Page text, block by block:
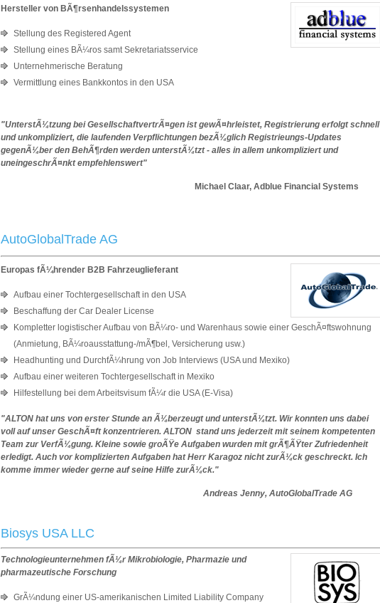
Hersteller von BÃ¶rsenhandelssystemen
Stellung des Registered Agent
Stellung eines BÃ¼ros samt Sekretariatsservice
Unternehmerische Beratung
Vermittlung eines Bankkontos in den USA
"UnterstÃ¼tzung bei GesellschaftvertrÃ¤gen ist gewÃ¤hrleistet, Registrierung erfolgt schnell
und unkompliziert, die laufenden Verpflichtungen bezÃ¼glich Registrieungs-Updates
gegenÃ¼ber den BehÃ¶rden werden unterstÃ¼tzt - alles in allem unkompliziert und
uneingeschrÃ¤nkt empfehlenswert"
Michael Claar, Adblue Financial Systems
AutoGlobalTrade AG
Europas fÃ¼hrender B2B Fahrzeuglieferant
Aufbau einer Tochtergesellschaft in den USA
Beschaffung der Car Dealer License
Kompletter logistischer Aufbau von BÃ¼ro- und Warenhaus sowie einer GeschÃ¤ftswohnung
(Anmietung, BÃ¼roausstattung-/mÃ¶bel, Versicherung usw.)
Headhunting und DurchfÃ¼hrung von Job Interviews (USA und Mexiko)
Aufbau einer weiteren Tochtergesellschaft in Mexiko
Hilfestellung bei dem Arbeitsvisum fÃ¼r die USA (E-Visa)
"ALTON hat uns von erster Stunde an Ã¼berzeugt und unterstÃ¼tzt. Wir konnten uns dabei
voll auf unser GeschÃ¤ft konzentrieren. ALTON stand uns jederzeit mit seinem kompetenten
Team zur VerfÃ¼gung. Kleine sowie groÃŸe Aufgaben wurden mit grÃ¶ÃŸter Zufriedenheit
erledigt. Auch vor komplizierten Aufgaben hat Herr Karagoz nicht zurÃ¼ck geschreckt. Ich
komme immer wieder gerne auf seine Hilfe zurÃ¼ck."
Andreas Jenny, AutoGlobalTrade AG
Biosys USA LLC
Technologieunternehmen fÃ¼r Mikrobiologie, Pharmazie und
pharmazeutische Forschung
GrÃ¼ndung einer US-amerikanischen Limited Liability Company